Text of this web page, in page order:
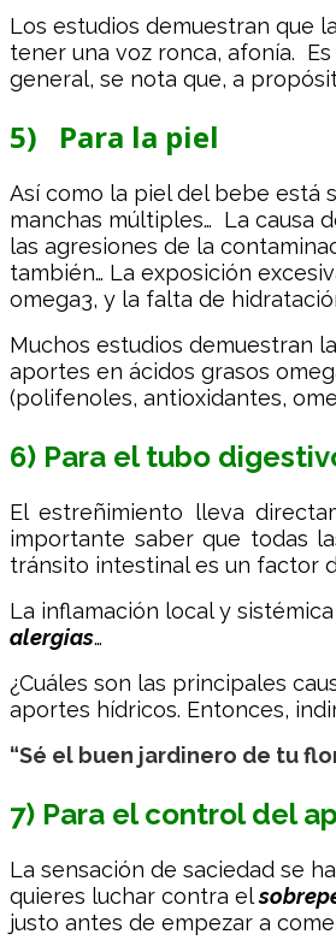
Los estudios demuestran que
tener una voz ronca, afonía.
general, se nota que, a
5) Para la piel
Así como la piel del bebe está
manchas múltiples… La causa
las agresiones de la
también… La exposición
omega3, y la falta de
Muchos estudios demuestran
aportes en ácidos grasos
(polifenoles, antioxidantes,
6) Para el tubo
El estreñimiento lleva
importante saber que todas
tránsito intestinal es un factor
La inflamación local y
alergias…
¿Cuáles son las principales
aportes hídricos. Entonces,
“Sé el buen jardinero de tu
7) Para el control del
La sensación de saciedad se
quieres luchar contra el
justo antes de empezar a